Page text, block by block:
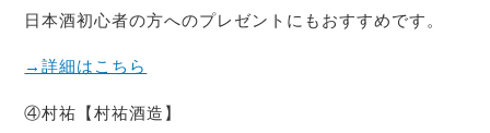
日本酒初心者の方へのプレゼントにもおすすめです。
→詳細はこちら
④村祐【村祐酒造】